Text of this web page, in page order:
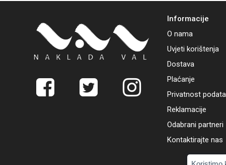
Informacije
O nama
Uvjeti korištenja
Dostava
Plaćanje
Privatnost
Reklamacije
Odabrani partneri
Kontaktirajte nas